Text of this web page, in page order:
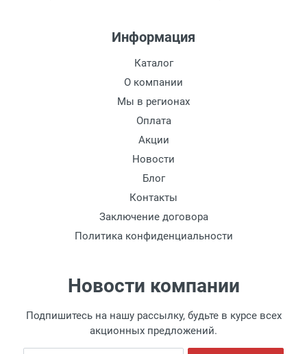
Информация
Каталог
О компании
Мы в регионах
Оплата
Акции
Новости
Блог
Контакты
Заключение договора
Политика конфиденциальности
Новости компании
Подпишитесь на нашу рассылку, будьте в курсе всех
акционных предложений.